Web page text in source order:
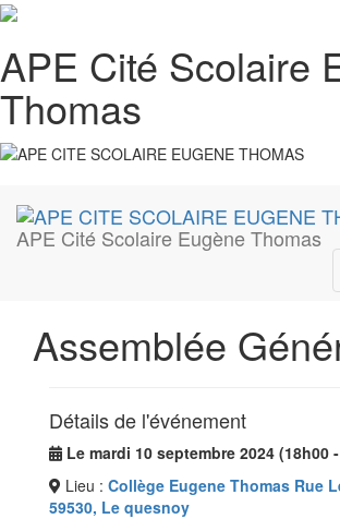
APE Cité Scolaire
Thomas
APE Cité Scolaire Eugène Thomas
Assemblée
Détails de l'événement
Le mardi 10 septembre 2024 (18h00
Lieu : Collège Eugene Thomas Rue
59530, Le quesnoy